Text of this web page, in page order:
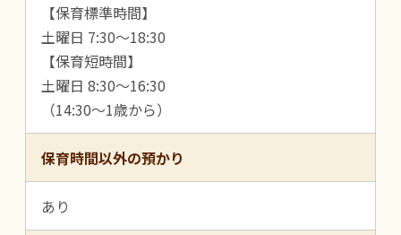
【保育標準時間】
土曜日 7:30～18:30
【保育短時間】
土曜日 8:30～16:30
（14:30～1歳から）
保育時間以外の預かり
あり